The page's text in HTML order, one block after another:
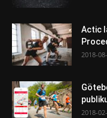
Actic
2018-
2018-